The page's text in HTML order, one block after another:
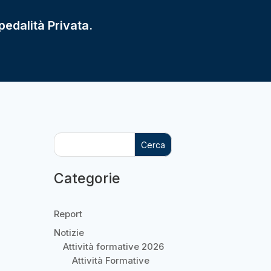
Privata.
Cerca
Categorie
Report
Notizie
Attività formative 2026
Attività Formative